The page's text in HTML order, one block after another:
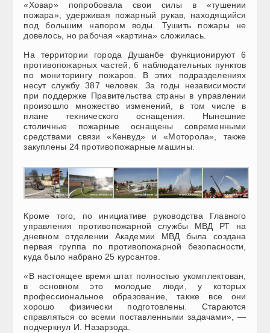
«Ховар» попробовала свои силы в «тушении
пожара», удерживая пожарный рукав, находящийся
под большим напором воды. Тушить пожары не
довелось, но рабочая «картина» сложилась.
На территории города Душанбе функционируют 6
противопожарных частей, 6 наблюдательных пунктов
по мониторингу пожаров. В этих подразделениях
несут службу 387 человек. За годы независимости
при поддержке Правительства страны в управлении
произошло множество изменений, в том числе в
плане технического оснащения. Нынешние
столичные пожарные оснащены современными
средствами связи «Кенвуд» и «Моторола», также
закуплены 24 противопожарные машины.
Кроме того, по инициативе руководства Главного
управления противопожарной службы МВД РТ на
дневном отделении Академии МВД была создана
первая группа по противопожарной безопасности,
куда было набрано 25 курсантов.
«В настоящее время штат полностью укомплектован,
в основном это молодые люди, у которых
профессиональное образование, также все они
хорошо физически подготовлены. Стараются
справляться со всеми поставленными задачами», —
подчеркнул И. Назарзода.